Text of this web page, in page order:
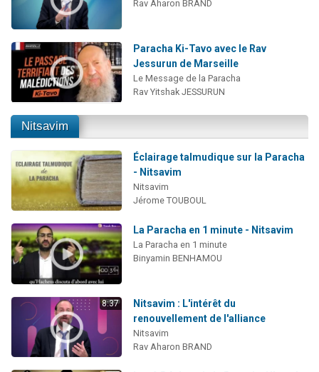
Rav Aharon BRAND
Paracha Ki-Tavo avec le Rav
Jessurun de Marseille
Le Message de la Paracha
Rav Yitshak JESSURUN
Nitsavim
Éclairage talmudique sur la Paracha
- Nitsavim
Nitsavim
Jérome TOUBOUL
La Paracha en 1 minute - Nitsavim
La Paracha en 1 minute
Binyamin BENHAMOU
8:37
Nitsavim : L'intérêt du
renouvellement de l'alliance
Nitsavim
Rav Aharon BRAND